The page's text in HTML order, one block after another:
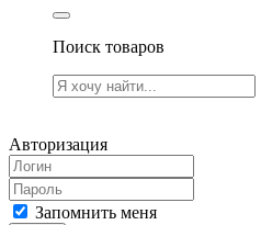
Поиск товаров
Авторизация
Запомнить меня